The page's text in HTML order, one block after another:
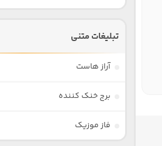
تبلیغات متنی
آراز هاست
برج خنک کننده
فاز موزیک